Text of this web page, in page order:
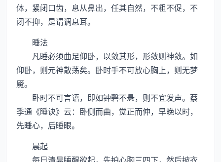
体，紧闭口齿，息从鼻出，任其自然，不粗不促，不
闭不抑，是谓调息耳。
睡法
凡睡必须曲足仰卧，以敛其形，形敛则神敛。如
仰卧，则元神散荡矣。卧时手不可放心胸上，则无梦
魇。
卧时不可言语，即如钟磬不悬，则不宜发声。蔡
季通《睡诀》云：卧侧而曲，觉正而伸，早晚以时，
先睡心，后睡眼。
晨起
每日清晨睡醒欲起，先拍心胸三四下，然后披衣